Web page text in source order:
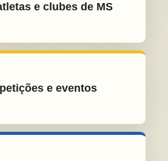
e clubes de MS
e eventos